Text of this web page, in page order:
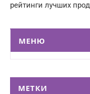
рейтинги лучших
МЕНЮ
МЕТКИ